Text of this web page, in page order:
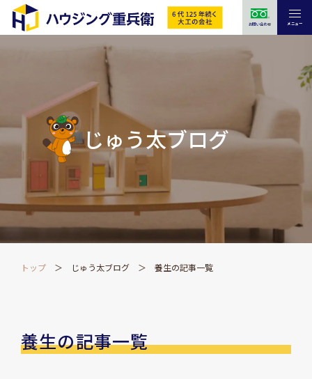
お問い合わせ メニュー
じゅう太ブログ
トップ じゅう太ブログ 養生の記事一覧
養生の記事一覧